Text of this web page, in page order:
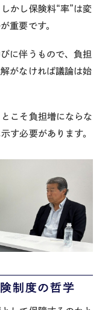
かし保険料“率”は変
重要です。
に伴うもので、負担
がなければ議論は始
こそ負担増にならな
す必要があります。
制度の哲学